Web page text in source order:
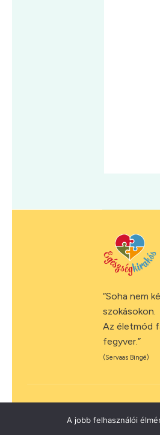
“Soha nem
szokásokon.
Az életmód
fegyver.”
(Servaas Bingé)
A jobb felhasználói